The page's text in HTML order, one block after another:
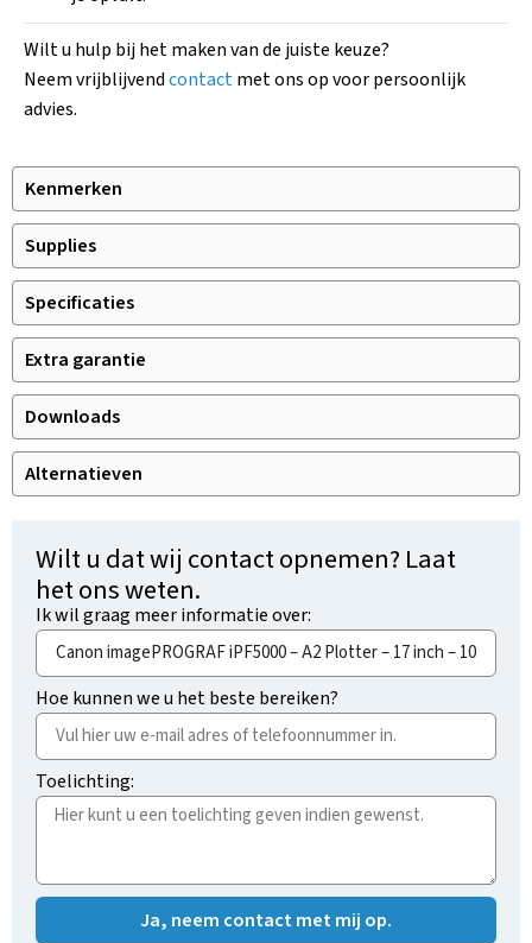
Kenmerken
Supplies
Specificaties
Extra garantie
Downloads
Alternatieven
Wilt u hulp bij het maken van de juiste keuze?
Neem vrijblijvendcontactmet ons op voor persoonlijk
advies.
Wilt u dat wij contact opnemen? Laat
het ons weten.
Ik wil graag meer informatie over:
Hoe kunnen we u het beste bereiken?
Toelichting:
Ja, neem contact met mij op.